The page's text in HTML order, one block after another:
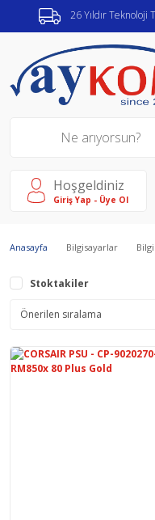
26 Yıldır
Hoşgeldiniz
Giriş Yap - Üye Ol
Anasayfa Bilgisayarlar
Stoktakiler